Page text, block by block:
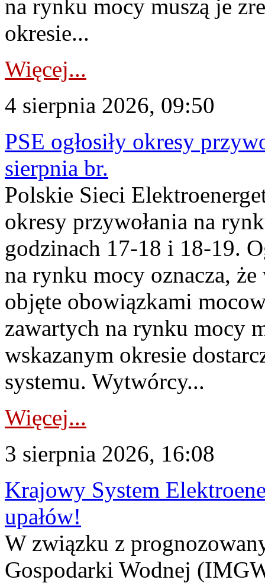
na rynku mocy muszą je
okresie...
Więcej...
4 sierpnia 2026, 09:50
PSE ogłosiły okresy
sierpnia br.
Polskie Sieci
okresy przywołania na
godzinach 17-18 i 18-19.
na rynku mocy oznacza,
objęte obowiązkami
zawartych na rynku mocy
wskazanym okresie
systemu. Wytwórcy...
Więcej...
3 sierpnia 2026, 16:08
Krajowy System
upałów!
W związku z
Gospodarki Wodnej